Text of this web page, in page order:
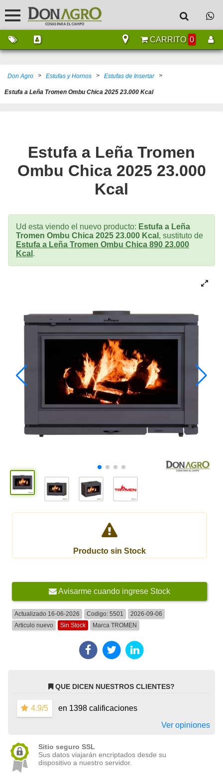
CARRITO 0
Don Agro > Estufas y Hornos > Estufas de Insertar >
Estufa a Leña Tromen Ombu Chica 2025 23.000 Kcal
Estufa a Leña Tromen
Ombu Chica 2025 23.000
Kcal
Ud esta viendo el nuevo producto: Estufa a Leña
Tromen Ombu Chica 2025 23.000 Kcal , sustituto de
Estufa a Leña Tromen Ombu Chica 890 23.000
Kcal .
Producto sin Stock
Avisarme cuando ingrese Stock
Actualizado 16-06-2026 Codigo:5501
2026-09-06
Articulo nuevo
Sin Stock MarcaTROMEN
QUE DICEN NUESTROS CLIENTES?
4.9/5
en 1398 calificaciones
Ver opiniones
Sitio seguro SSL
Sus datos viajarán encriptados desde su
dispositivo a nuestro servidor.